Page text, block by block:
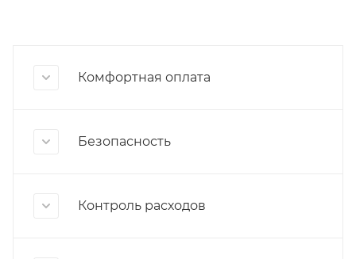
Комфортная оплата
Безопасность
Контроль расходов